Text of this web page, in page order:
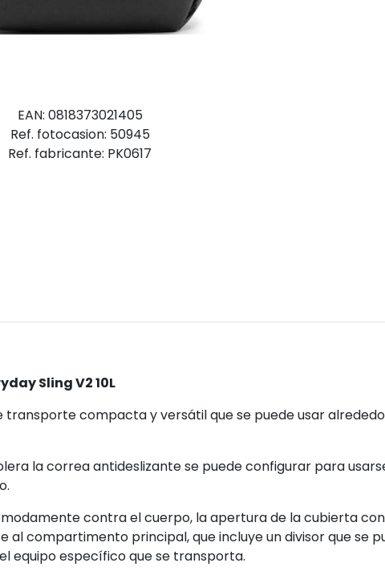
EAN: 0818373021405
Ref. fotocasion: 50945
Ref. fabricante: PK0617
Sling V2 10L
transporte compacta y versátil que se puede usar
la correa antideslizante se puede configurar para
contra el cuerpo, la apertura de la cubierta
compartimento principal, que incluye un divisor que se
equipo específico que se transporta.